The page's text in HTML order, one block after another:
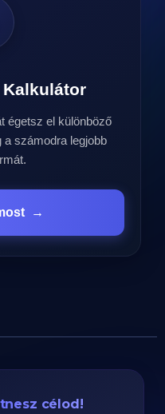
égetsz el különböző
számodra legjobb
→
célod!